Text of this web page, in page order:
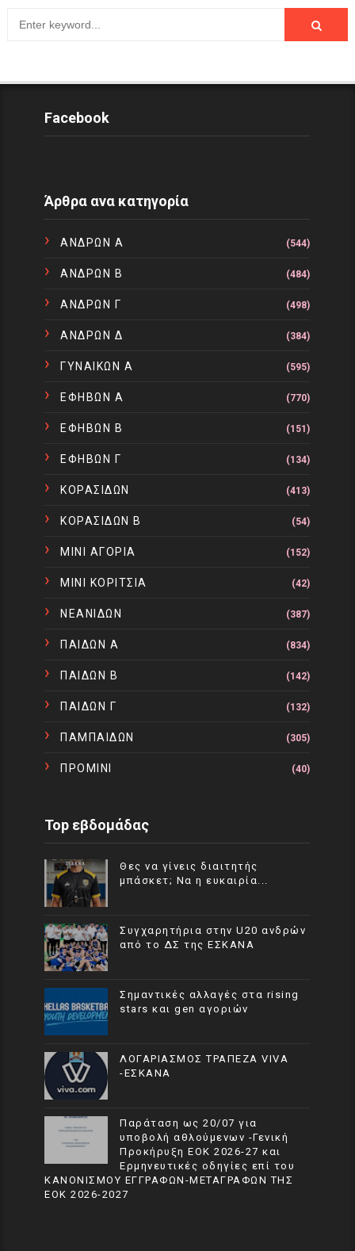
Facebook
Άρθρα ανα κατηγορία
ΑΝΔΡΩΝ Α (544)
ΑΝΔΡΩΝ Β (484)
ΑΝΔΡΩΝ Γ (498)
ΑΝΔΡΩΝ Δ (384)
ΓΥΝΑΙΚΩΝ Α (595)
ΕΦΗΒΩΝ Α (770)
ΕΦΗΒΩΝ Β (151)
ΕΦΗΒΩΝ Γ (134)
ΚΟΡΑΣΙΔΩΝ (413)
ΚΟΡΑΣΙΔΩΝ Β (54)
ΜΙΝΙ ΑΓΟΡΙΑ (152)
ΜΙΝΙ ΚΟΡΙΤΣΙΑ (42)
ΝΕΑΝΙΔΩΝ (387)
ΠΑΙΔΩΝ Α (834)
ΠΑΙΔΩΝ Β (142)
ΠΑΙΔΩΝ Γ (132)
ΠΑΜΠΑΙΔΩΝ (305)
ΠΡΟΜΙΝΙ (40)
Top εβδομάδας
Θες να γίνεις διαιτητής
μπάσκετ; Να η ευκαιρία...
Συγχαρητήρια στην U20 ανδρών
από το ΔΣ της ΕΣΚΑΝΑ
Σημαντικές αλλαγές στα rising
stars και gen αγοριών
ΛΟΓΑΡΙΑΣΜΟΣ ΤΡΑΠΕΖΑ VIVA
-ΕΣΚΑΝΑ
Παράταση ως 20/07 για
υποβολή αθλούμενων -Γενική
Προκήρυξη ΕΟΚ 2026-27 και
Ερμηνευτικές οδηγίες επί του
ΚΑΝΟΝΙΣΜΟΥ ΕΓΓΡΑΦΩΝ-ΜΕΤΑΓΡΑΦΩΝ ΤΗΣ
ΕΟΚ 2026-2027